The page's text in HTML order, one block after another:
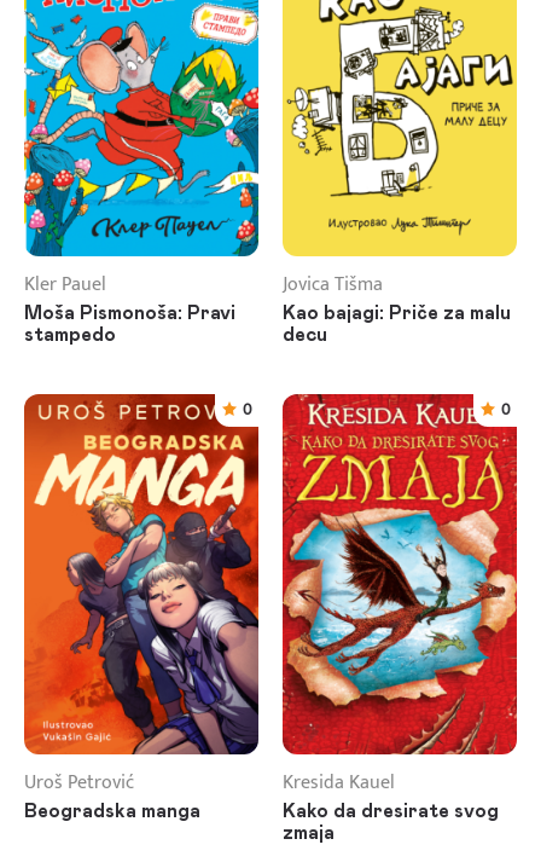
Kler Pauel
Moša Pismonoša: Pravi
stampedo
Jovica Tišma
Kao bajagi: Priče za malu
decu
0
Uroš Petrović
Beogradska manga
0
Kresida Kauel
Kako da dresirate svog
zmaja